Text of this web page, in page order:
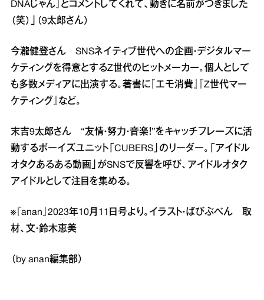
DNAじゃん』とコメントしてくれて、動きに名前がつきました
（笑）」（9太郎さん）
今瀧健登さん SNSネイティブ世代への企画・デジタルマー
ケティングを得意とするZ世代のヒットメーカー。個人として
も多数メディアに出演する。著書に『エモ消費』『Z世代マー
ケティング』など。
末吉9太郎さん “友情・努力・音楽！”をキャッチフレーズに活
動するボーイズユニット「CUBERS」のリーダー。「アイドル
オタクあるある動画」がSNSで反響を呼び、アイドルオタク
アイドルとして注目を集める。
※『anan』2023年10月11日号より。イラスト・ばびぶべん 取
材、文・鈴木恵美
（by anan編集部）